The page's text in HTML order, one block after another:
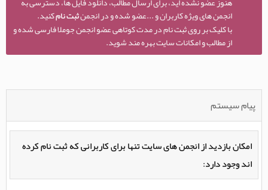
انجمن های ویژه کاربران و ...عضو شده و در انجمنثبت نامکنید.
با کلیک بر روی ثبت نام در مدت کوتاهی عضو انجمن جوملا فارسی شده و
از مطالب و امکانات سایت بهره مند شوید.
پیام سیستم
امکان بازدید از انجمن های سایت تنها برای کاربرانی که ثبت نام کرده
اند وجود دارد: